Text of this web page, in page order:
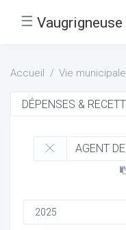
☰ Vaugrigneuse
Accueil Vie municipale